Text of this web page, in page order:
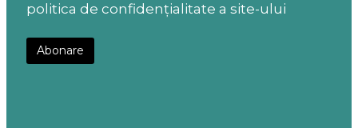
politica de confidențialitate a site-ului